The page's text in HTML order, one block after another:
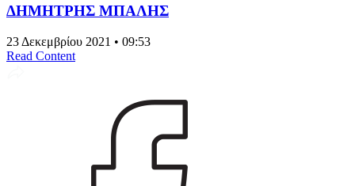
ΔΗΜΗΤΡΗΣ ΜΠΑΛΗΣ
23 Δεκεμβρίου 2021 • 09:53
Read Content